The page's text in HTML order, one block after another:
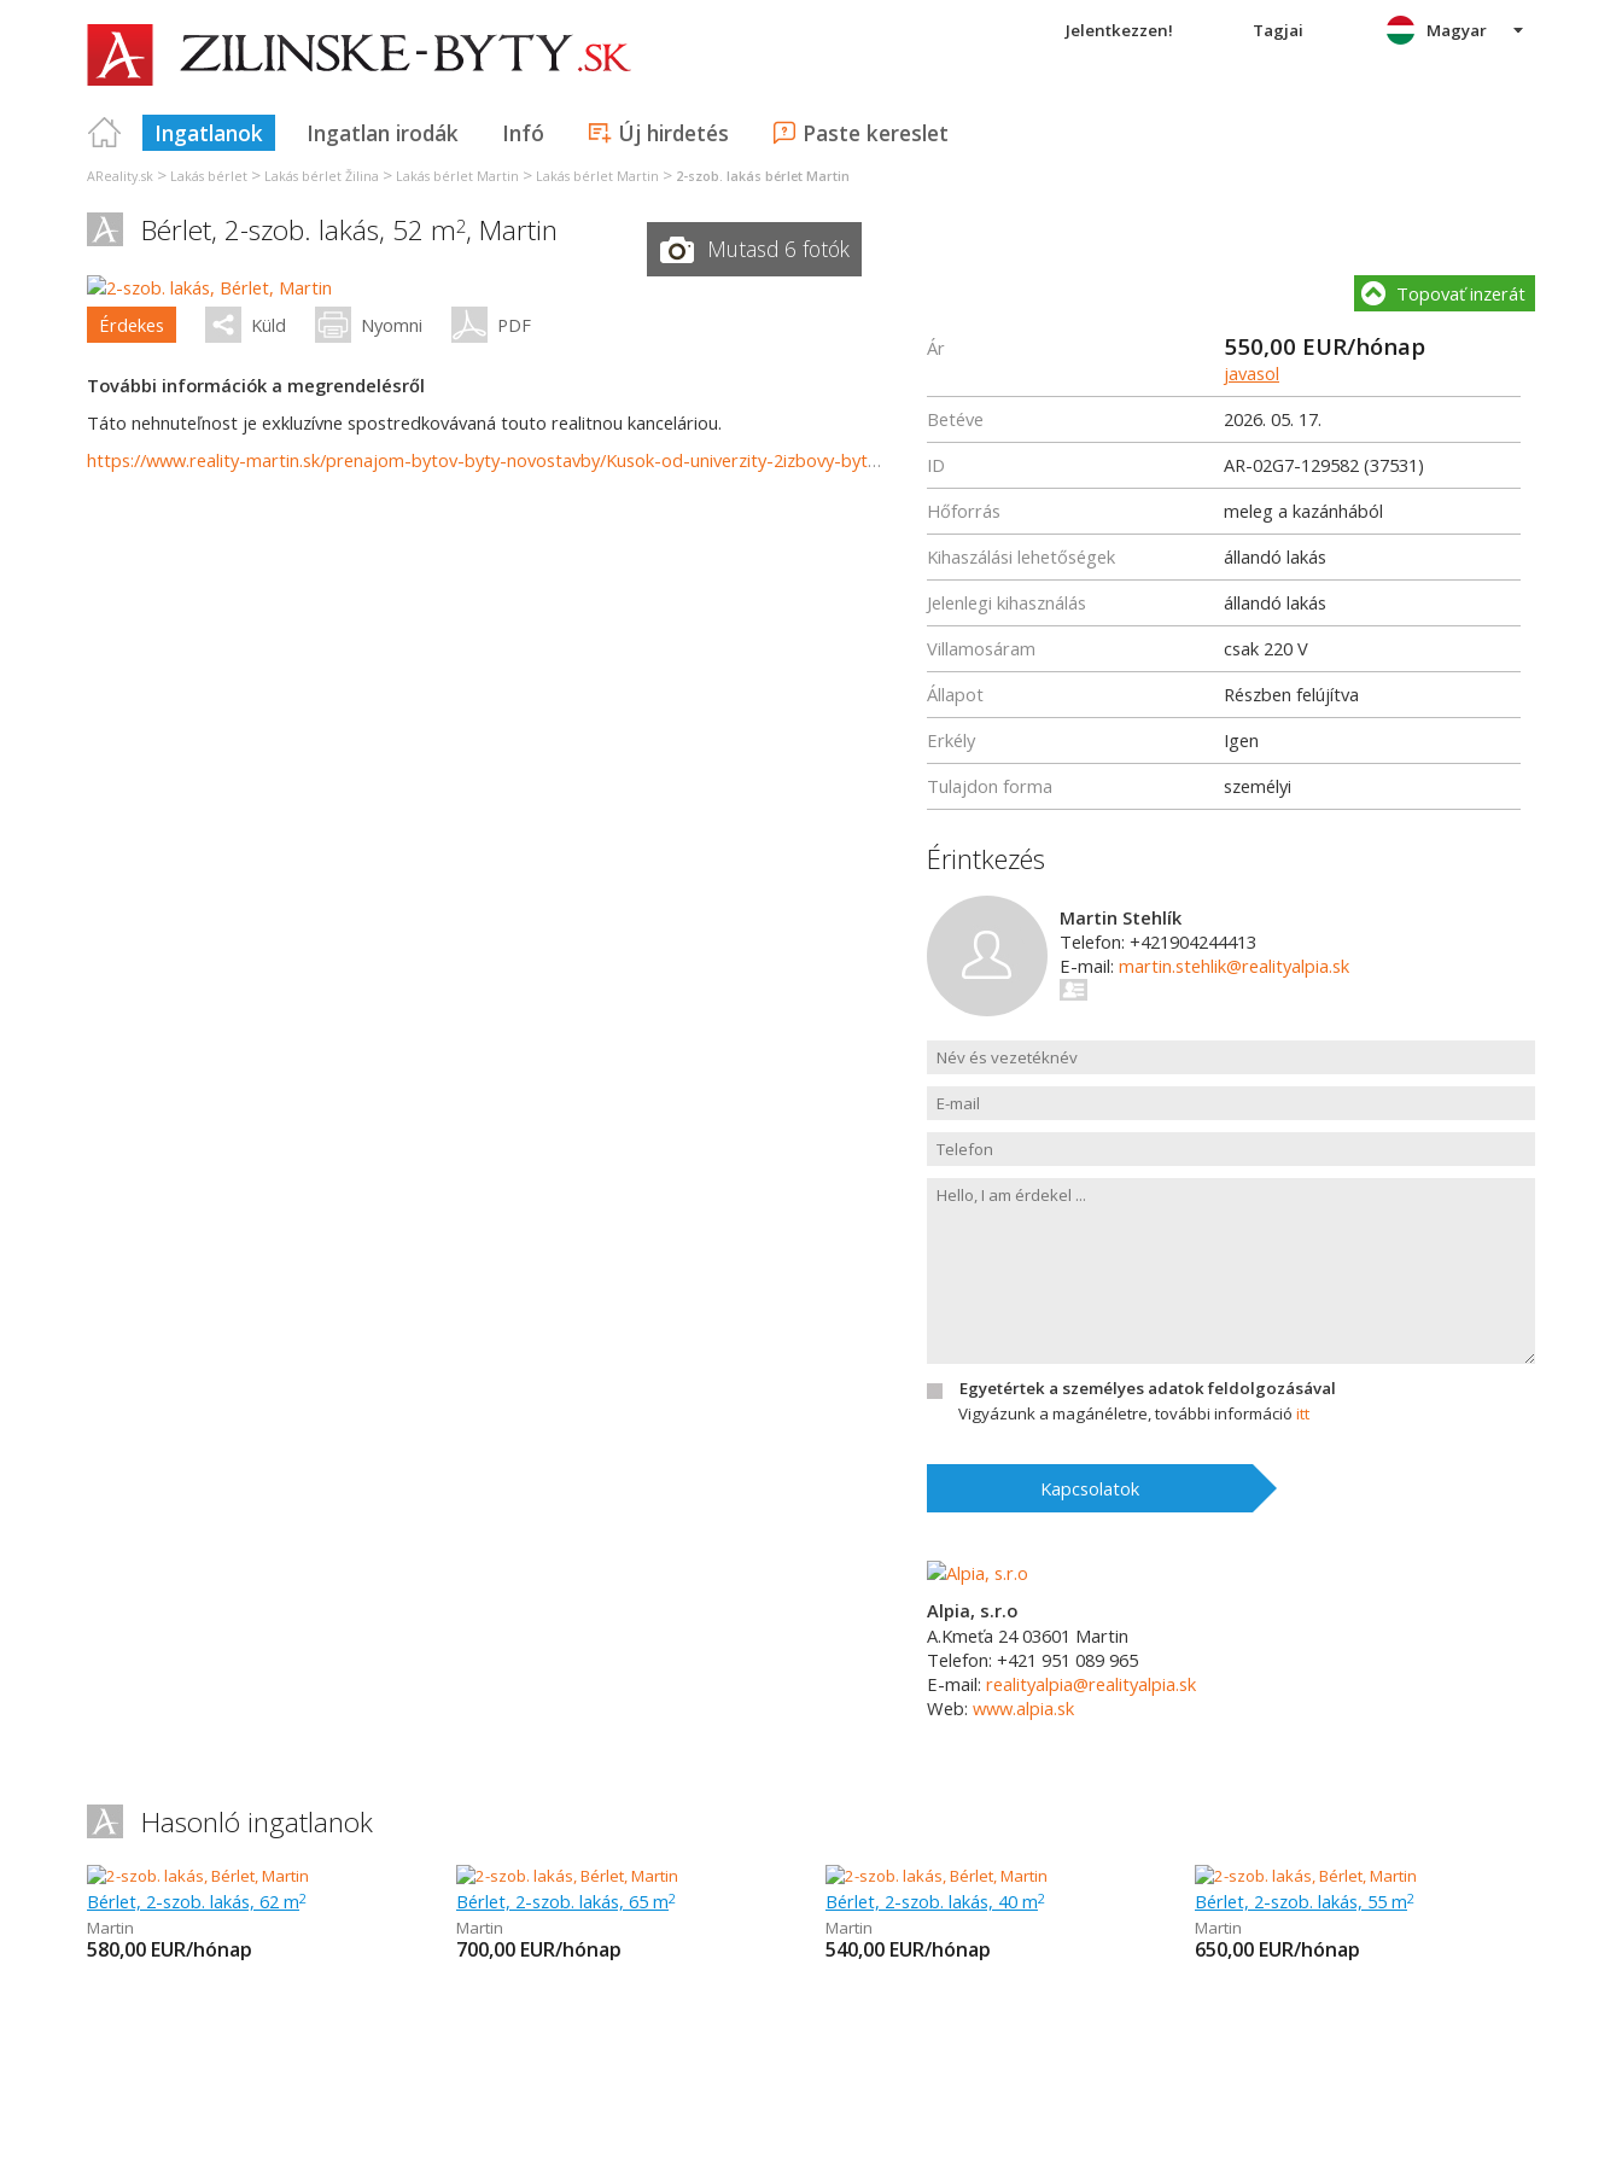
Jelentkezzen! Tagjai
Ingatlanok Ingatlan irodák Infó Új hirdetés Paste kereslet
Magyar
AReality.sk > Lakás bérlet > Lakás bérlet Žilina > Lakás bérlet Martin > Lakás bérlet Martin > 2-szob. lakás bérlet Martin
Bérlet, 2-szob. lakás, 52 m2, Martin Mutasd 6 fotók
Érdekes Küld Nyomni PDF
További információk a megrendelésről
Táto nehnuteľnost je exkluzívne spostredkovávaná touto realitnou kanceláriou.
https://www.reality-martin.sk/prenajom-bytov-byty-novostavby/Kusok-od-univerzity-2izbovy-byt-na-prenajom-Centrum-Martin-37531/?utm_source=areality&utm_medium=xml&utm_term=37531&utm_content=byt&utm_campaign=portaly
Topovať inzerát
Ár 550,00 EUR/hónap
javasol
Betéve
2026. 05. 17.
ID
AR-02G7-129582 (37531)
Hőforrás
meleg a kazánhából
Kihaszálási lehetőségek
állandó lakás
Jelenlegi kihasználás
állandó lakás
Villamosáram
csak 220 V
Állapot
Részben felújítva
Erkély
Igen
Tulajdon forma
személyi
Érintkezés
Martin Stehlík
Telefon: +421904244413
E-mail: martin.stehlik@realityalpia.sk
Egyetértek a személyes adatok feldolgozásával
Vigyázunk a magánéletre, további információ itt
Kapcsolatok
Alpia, s.r.o
A.Kmeťa 24 03601 Martin
Telefon: +421 951 089 965
E-mail: realityalpia@realityalpia.sk
Web: www.alpia.sk
Hasonló ingatlanok
Bérlet, 2-szob. lakás, 62 m2
Martin
580,00 EUR/hónap
Bérlet, 2-szob. lakás, 65 m2
Martin
700,00 EUR/hónap
Bérlet, 2-szob. lakás, 40 m2
Martin
540,00 EUR/hónap
Bérlet, 2-szob. lakás, 55 m2
Martin
650,00 EUR/hónap